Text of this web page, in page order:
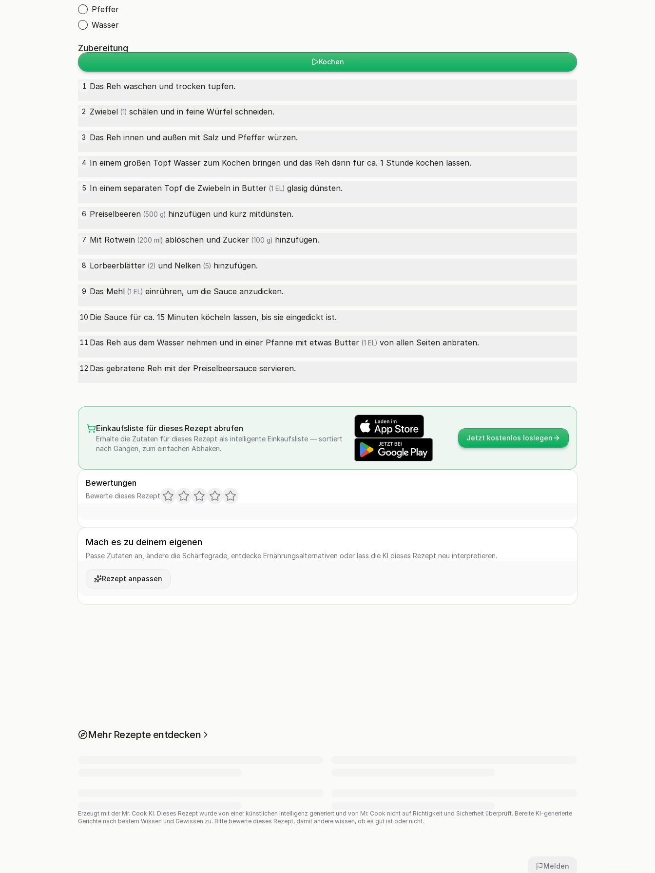
Pfeffer
Wasser
Zubereitung
Kochen
1 Das Reh waschen und trocken tupfen.
2 Zwiebel (1) schälen und in feine Würfel schneiden.
3 Das Reh innen und außen mit Salz und Pfeffer würzen.
4 In einem großen Topf Wasser zum Kochen bringen und das Reh darin für ca. 1 Stunde kochen lassen.
5 In einem separaten Topf die Zwiebeln in Butter (1 EL) glasig dünsten.
6 Preiselbeeren (500 g) hinzufügen und kurz mitdünsten.
7 Mit Rotwein (200 ml) ablöschen und Zucker (100 g) hinzufügen.
8 Lorbeerblätter (2) und Nelken (5) hinzufügen.
9 Das Mehl (1 EL) einrühren, um die Sauce anzudicken.
10 Die Sauce für ca. 15 Minuten köcheln lassen, bis sie eingedickt ist.
11 Das Reh aus dem Wasser nehmen und in einer Pfanne mit etwas Butter (1 EL) von allen Seiten anbraten.
12 Das gebratene Reh mit der Preiselbeersauce servieren.
Einkaufsliste für dieses Rezept abrufen
Erhalte die Zutaten für dieses Rezept als intelligente Einkaufsliste — sortiert
nach Gängen, zum einfachen Abhaken.
Jetzt kostenlos loslegen
Bewertungen
Bewerte dieses Rezept
Mach es zu deinem eigenen
Passe Zutaten an, ändere die Schärfegrade, entdecke Ernährungsalternativen oder lass die KI dieses Rezept neu interpretieren.
Rezept anpassen
Mehr Rezepte entdecken
Erzeugt mit der Mr. Cook KI. Dieses Rezept wurde von einer künstlichen Intelligenz generiert und von Mr. Cook nicht auf Richtigkeit und Sicherheit überprüft. Bereite KI-generierte
Gerichte nach bestem Wissen und Gewissen zu. Bitte bewerte dieses Rezept, damit andere wissen, ob es gut ist oder nicht.
Melden